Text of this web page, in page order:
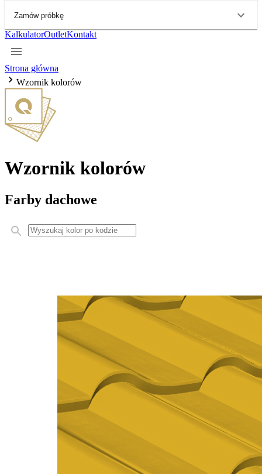
Zamów próbkę
KalkulatorOutletKontakt
Strona główna
Wzornik kolorów
Wzornik kolorów
Farby dachowe